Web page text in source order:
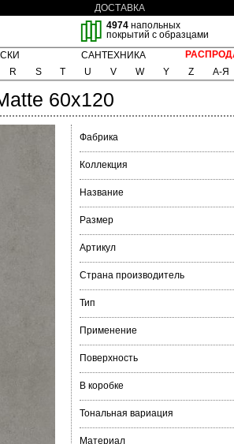
ДОСТАВКА
4974напольных
покрытий с образцами
САНТЕХНИКА
R S T U V W Y Z А-Я
60x120
Фабрика
Коллекция
Название
Размер
Артикул
Страна производитель
Тип
Применение
Поверхность
В коробке
Тональная вариация
Материал